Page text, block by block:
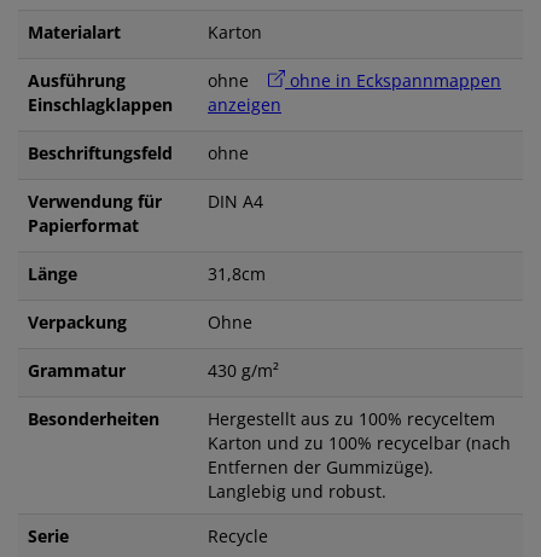
Materialart Karton
Ausführung
Einschlagklappen
ohne
ohne in Eckspannmappen
anzeigen
Beschriftungsfeld ohne
Verwendung für
Papierformat
DIN A4
Länge 31,8cm
Verpackung Ohne
Grammatur 430 g/m²
Besonderheiten
Hergestellt aus zu 100% recyceltem
Karton und zu 100% recycelbar (nach
Entfernen der Gummizüge).
Langlebig und robust.
Serie
Recycle